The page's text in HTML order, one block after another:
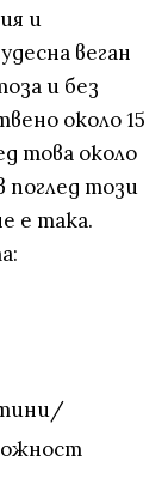
и
веган
и без
около 15
това около
поглед този
е така.